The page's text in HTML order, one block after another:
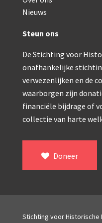
Watson & Sons, No. 1
Reichert
Winkel, statief
ROW,
Troughton &
Bleeker,
Nieuws
Steun ons
De Stichting voor
onafhankelijke
verwezenlijken en de
waarborgen zijn
financiële bijdrage of
collectie van harte
Doneer
Stichting voor Historische